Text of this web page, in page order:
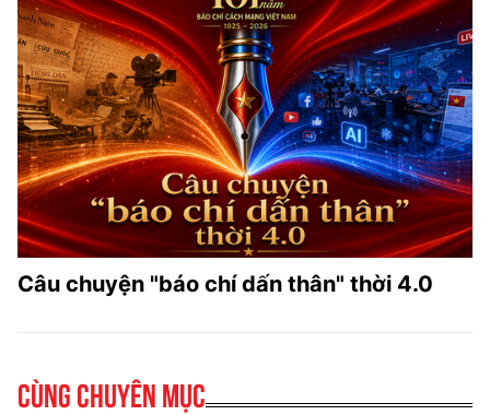
Câu chuyện "báo chí dấn thân" thời 4.0
Cùng chuyên mục